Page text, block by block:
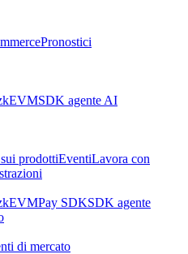
Pronostici
SDK agente AI
prodottiEventiLavora con
Pay SDKSDK agente
di mercato